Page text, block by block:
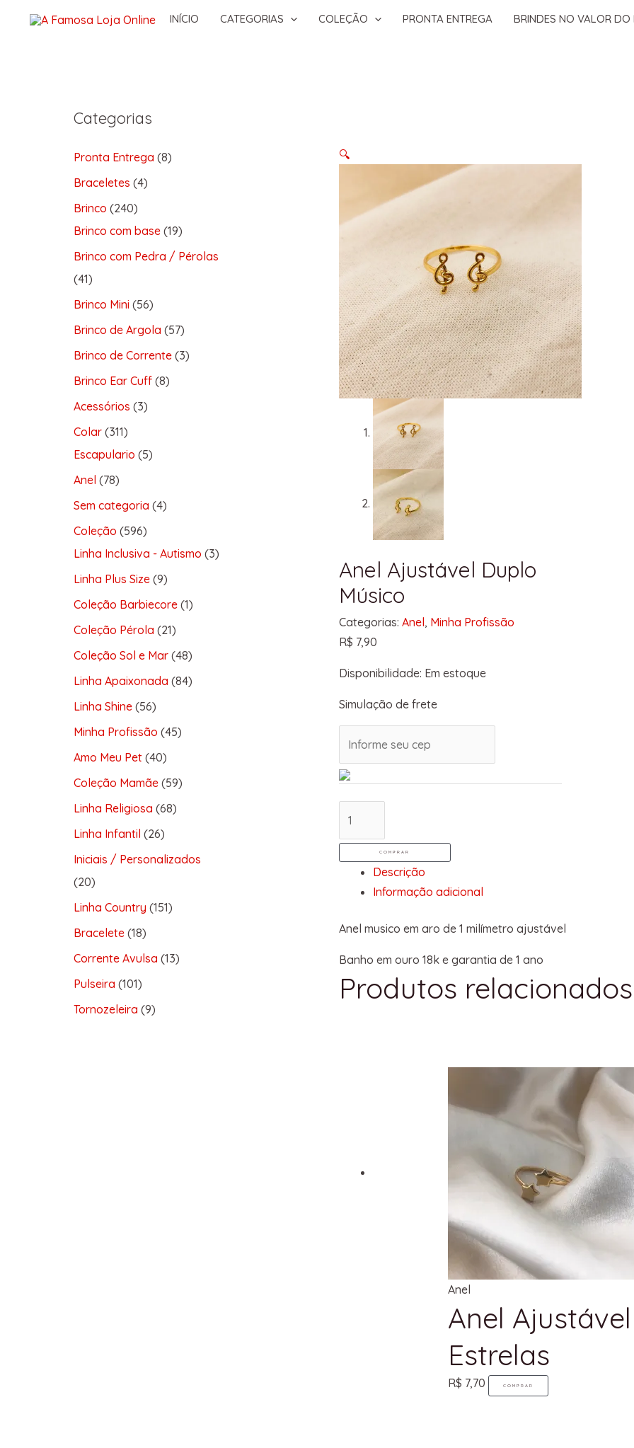
INÍCIO CATEGORIAS COLEÇÃO PRONTA ENTREGA BRINDES NO VALOR DO
Categorias
Pronta Entrega 8
Braceletes 4
Brinco 240
Brinco com base 19
Brinco com Pedra / Pérolas
41
Brinco Mini 56
Brinco de Argola 57
Brinco de Corrente 3
Brinco Ear Cuff 8
Acessórios 3
Colar 311
Escapulario 5
Anel 78
Sem categoria 4
Coleção 596
Linha Inclusiva - Autismo 3
Linha Plus Size 9
Coleção Barbiecore 1
Coleção Pérola 21
Coleção Sol e Mar 48
Linha Apaixonada 84
Linha Shine 56
Minha Profissão 45
Amo Meu Pet 40
Coleção Mamãe 59
Linha Religiosa 68
Linha Infantil 26
Iniciais / Personalizados
20
Linha Country 151
Bracelete 18
Corrente Avulsa 13
Pulseira 101
Tornozeleira 9
🔍
Anel Ajustável Duplo
Músico
Categorias: Anel, Minha Profissão
R$ 7,90
Disponibilidade: Em estoque
Simulação de frete
COMPRAR
Descrição
Informação adicional
Anel musico em aro de 1 milímetro ajustável
Banho em ouro 18k e garantia de 1 ano
Produtos relacionados
Anel
Anel
Estrelas
R$ 7,70 COMPRAR